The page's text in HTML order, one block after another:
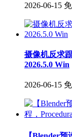
2026-06-15
摄像机反求
2026.5.0 Win
2026-06-15